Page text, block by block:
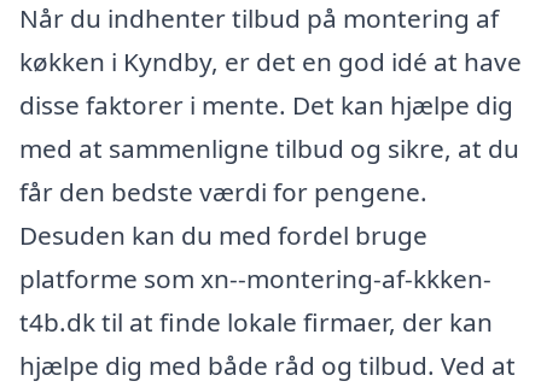
Når du indhenter tilbud på montering af
køkken i Kyndby, er det en god idé at have
disse faktorer i mente. Det kan hjælpe dig
med at sammenligne tilbud og sikre, at du
får den bedste værdi for pengene.
Desuden kan du med fordel bruge
platforme som xn--montering-af-kkken-
t4b.dk til at finde lokale firmaer, der kan
hjælpe dig med både råd og tilbud. Ved at